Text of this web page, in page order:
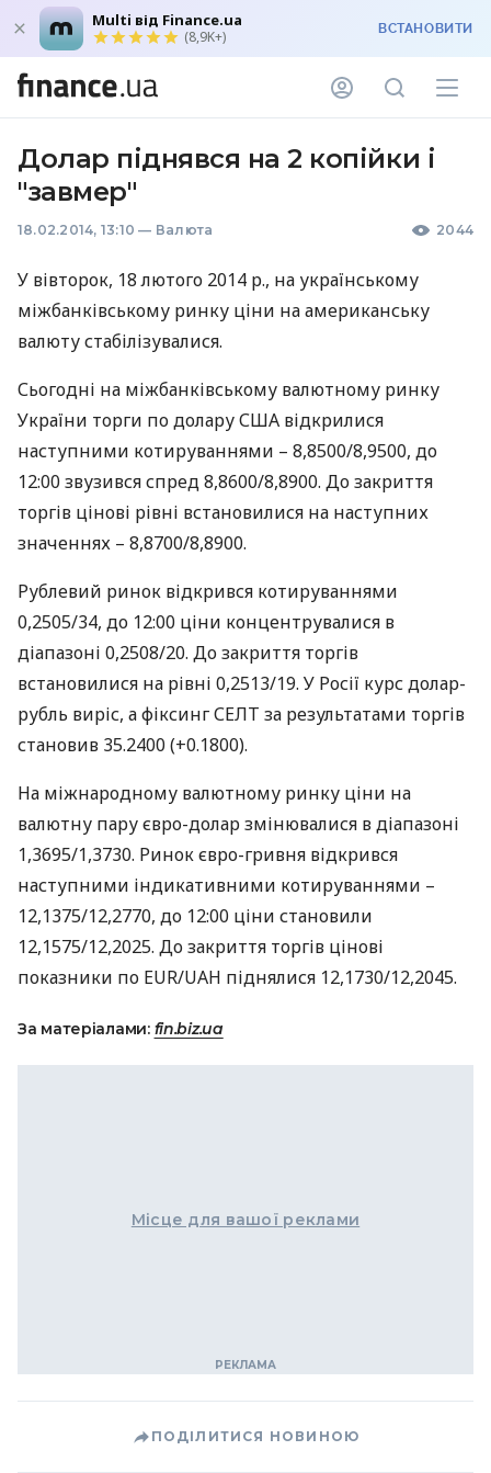
Multi від Finance.ua
(8,9K+) ВСТАНОВИТИ
Долар піднявся на 2 копійки і
"завмер"
18.02.2014, 13:10 — Валюта 2044
У вівторок, 18 лютого 2014 р., на українському
міжбанківському ринку ціни на американську
валюту стабілізувалися.
Сьогодні на міжбанківському валютному ринку
України торги по доларуСША відкрилися
наступними котируваннями – 8,8500/8,9500, до
12:00 звузився спред 8,8600/8,8900. До закриття
торгів цінові рівні встановилися на наступних
значеннях – 8,8700/8,8900.
Рублевий ринок відкрився котируваннями
0,2505/34, до 12:00 ціни концентрувалися в
діапазоні 0,2508/20. До закриття торгів
встановилися на рівні 0,2513/19. У Росії курс долар-
рубль виріс, а фіксингСЕЛТ за результатами торгів
становив 35.2400 (+0.1800).
На міжнародному валютному ринку ціни на
валютну пару євро-долар змінювалися в діапазоні
1,3695/1,3730. Ринок євро-гривня відкрився
наступними індикативними котируваннями –
12,1375/12,2770, до 12:00 ціни становили
12,1575/12,2025. До закриття торгів цінові
показники по EUR/UAH піднялися 12,1730/12,2045.
За матеріалами: fin.biz.ua
Місце для вашої реклами
ПОДІЛИТИСЯ НОВИНОЮ